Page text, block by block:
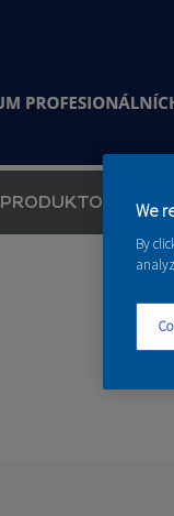
PRODUKTOVÉ We
By